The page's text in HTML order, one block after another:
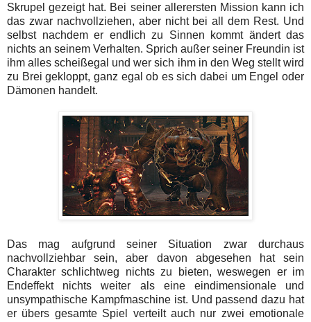
Skrupel gezeigt hat. Bei seiner allerersten Mission kann ich
das zwar nachvollziehen, aber nicht bei all dem Rest. Und
selbst nachdem er endlich zu Sinnen kommt ändert das
nichts an seinem Verhalten. Sprich außer seiner Freundin ist
ihm alles scheißegal und wer sich ihm in den Weg stellt wird
zu Brei gekloppt, ganz egal ob es sich dabei um Engel oder
Dämonen handelt.
Das mag aufgrund seiner Situation zwar durchaus
nachvollziehbar sein, aber davon abgesehen hat sein
Charakter schlichtweg nichts zu bieten, weswegen er im
Endeffekt nichts weiter als eine eindimensionale und
unsympathische Kampfmaschine ist. Und passend dazu hat
er übers gesamte Spiel verteilt auch nur zwei emotionale